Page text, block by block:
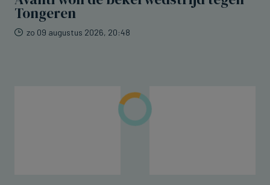
Tongeren
zo 09 augustus 2026, 20:48